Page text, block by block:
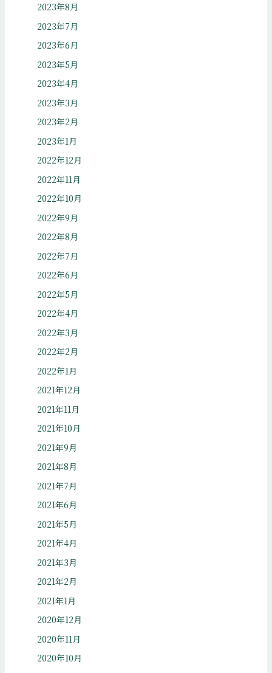
2023年8月
2023年7月
2023年6月
2023年5月
2023年4月
2023年3月
2023年2月
2023年1月
2022年12月
2022年11月
2022年10月
2022年9月
2022年8月
2022年7月
2022年6月
2022年5月
2022年4月
2022年3月
2022年2月
2022年1月
2021年12月
2021年11月
2021年10月
2021年9月
2021年8月
2021年7月
2021年6月
2021年5月
2021年4月
2021年3月
2021年2月
2021年1月
2020年12月
2020年11月
2020年10月